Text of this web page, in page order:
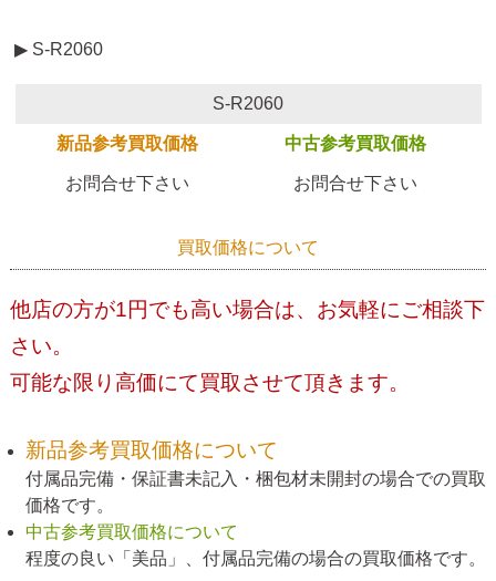
▶ S-R2060
S-R2060
新品参考買取価格 中古参考買取価格
お問合せ下さい お問合せ下さい
買取価格について
他店の方が1円でも高い場合は、お気軽にご相談下
さい。
可能な限り高価にて買取させて頂きます。
新品参考買取価格について
付属品完備・保証書未記入・梱包材未開封の場合での買取
価格です。
中古参考買取価格について
程度の良い「美品」、付属品完備の場合の買取価格です。